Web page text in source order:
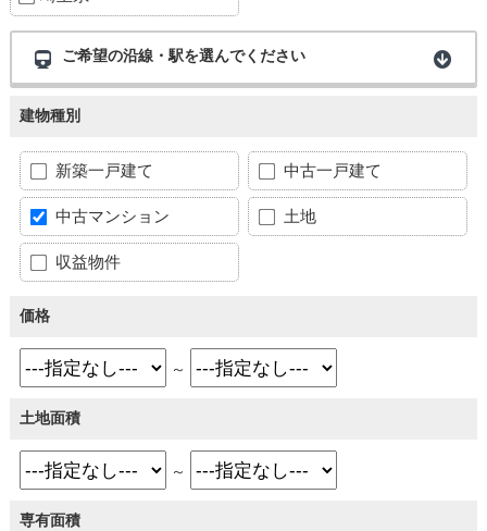
ご希望の沿線・駅を選んでください
建物種別
新築一戸建て 中古一戸建て
中古マンション 土地
収益物件
価格
～
土地面積
～
専有面積